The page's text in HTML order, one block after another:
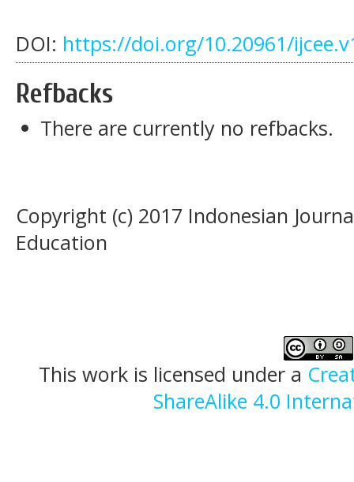
DOI: https://doi.org/10.20961/
Refbacks
There are currently no refbacks.
Copyright (c) 2017 Indonesian
Education
This work is licensed under a
ShareAlike 4.0